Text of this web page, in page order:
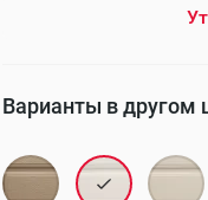
Варианты в другом